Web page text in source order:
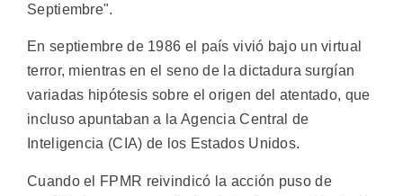
Septiembre".
En septiembre de 1986 el país vivió bajo un virtual
terror, mientras en el seno de la dictadura surgían
variadas hipótesis sobre el origen del atentado, que
incluso apuntaban a la Agencia Central de
Inteligencia (CIA) de los Estados Unidos.
Cuando el FPMR reivindicó la acción puso de